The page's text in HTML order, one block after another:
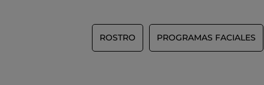
ROSTRO PROGRAMAS FACIALES